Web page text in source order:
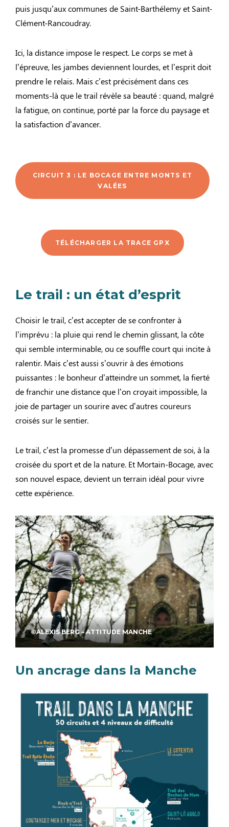
puis jusqu’aux communes de Saint-Barthélemy et Saint-
Clément-Rancoudray.
Ici, la distance impose le respect. Le corps se met à
l’épreuve, les jambes deviennent lourdes, et l’esprit doit
prendre le relais. Mais c’est précisément dans ces
moments-là que le trail révèle sa beauté : quand, malgré
la fatigue, on continue, porté par la force du paysage et
la satisfaction d’avancer.
CIRCUIT 3 : LE BOCAGE ENTRE MONTS ET
VALÉES
TÉLÉCHARGER LA TRACE GPX
Le trail : un état d’esprit
Choisir le trail, c’est accepter de se confronter à
l’imprévu : la pluie qui rend le chemin glissant, la côte
qui semble interminable, ou ce souffle court qui incite à
ralentir. Mais c’est aussi s’ouvrir à des émotions
puissantes : le bonheur d’atteindre un sommet, la fierté
de franchir une distance que l’on croyait impossible, la
joie de partager un sourire avec d’autres coureurs
croisés sur le sentier.
Le trail, c’est la promesse d’un dépassement de soi, à la
croisée du sport et de la nature. Et Mortain-Bocage, avec
son nouvel espace, devient un terrain idéal pour vivre
cette expérience.
©ALEXIS BERG – ATTITUDE MANCHE
Un ancrage dans la Manche